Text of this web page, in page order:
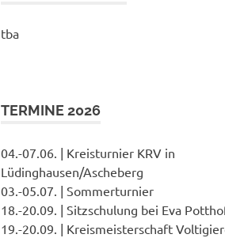
tba
TERMINE 2026
04.-07.06. | Kreisturnier KRV in
Lüdinghausen/Ascheberg
03.-05.07. | Sommerturnier
18.-20.09. | Sitzschulung bei Eva
19.-20.09. | Kreismeisterschaft